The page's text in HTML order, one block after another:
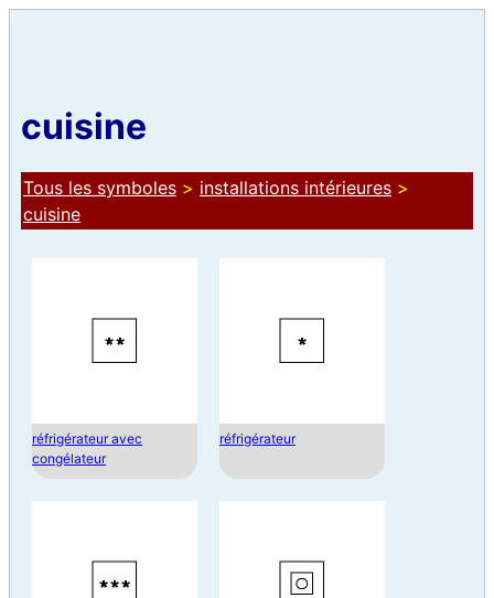
cuisine
Tous les symboles > installations intérieures >
cuisine
réfrigérateur avec
congélateur
réfrigérateur